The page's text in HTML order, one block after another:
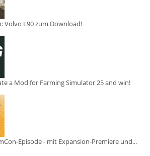
Volvo L90 zum Download!
a Mod for Farming Simulator 25 and win!
Episode - mit Expansion-Premiere und...